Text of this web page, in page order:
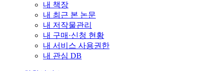
내 책장
내 최근 본 논문
내 저작물관리
내 구매·신청 현황
내 서비스 사용권한
내 관심 DB